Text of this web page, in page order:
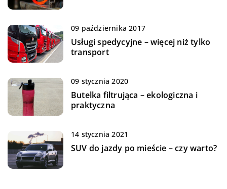
09 października 2017
Usługi spedycyjne – więcej niż tylko
transport
09 stycznia 2020
Butelka filtrująca – ekologiczna i
praktyczna
14 stycznia 2021
SUV do jazdy po mieście – czy warto?